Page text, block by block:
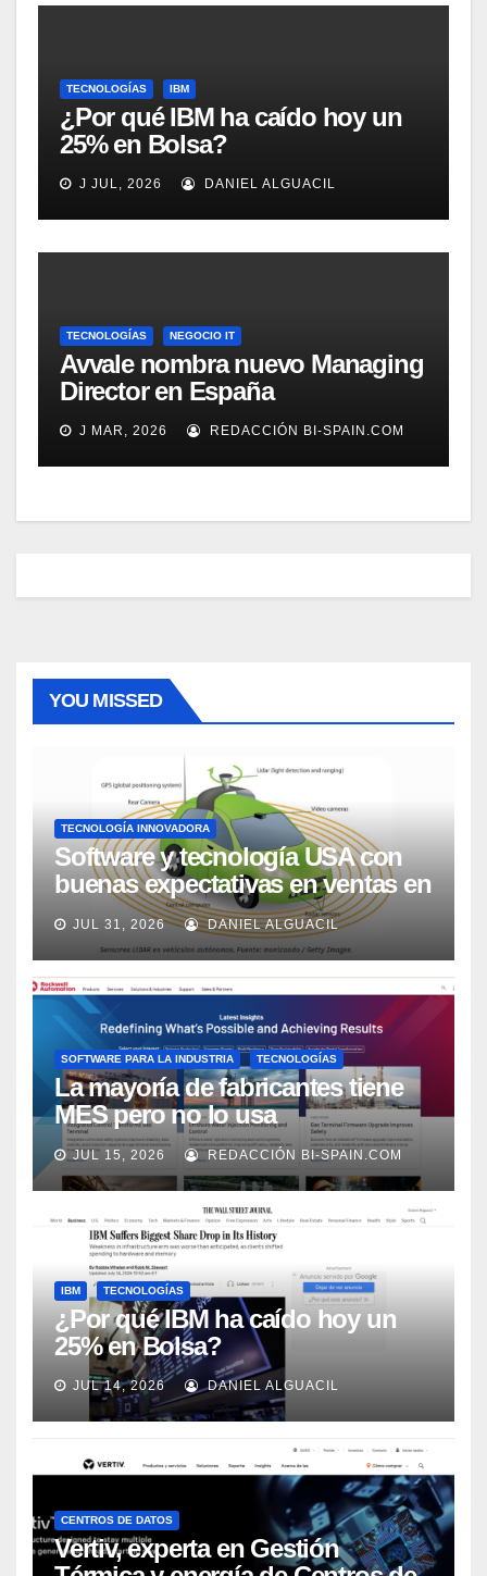
TECNOLOGÍAS IBM
¿Por qué IBM ha caído hoy un
25% en Bolsa?
J JUL, 2026 DANIEL ALGUACIL
TECNOLOGÍAS NEGOCIO IT
Avvale nombra nuevo Managing
Director en España
J MAR, 2026 REDACCIÓN BI-SPAIN.COM
YOU MISSED
TECNOLOGÍA INNOVADORA
Software y tecnología USA con
buenas expectativas en ventas en
los próximos 2 años, según
Market Watch
JUL 31, 2026 DANIEL ALGUACIL
SOFTWARE PARA LA INDUSTRIA TECNOLOGÍAS
La mayoría de fabricantes tiene
MES pero no lo usa
adecuadamente, según Rockwell
Automation
JUL 15, 2026 REDACCIÓN BI-SPAIN.COM
IBM TECNOLOGÍAS
¿Por qué IBM ha caído hoy un
25% en Bolsa?
JUL 14, 2026 DANIEL ALGUACIL
CENTROS DE DATOS
Vertiv, experta en Gestión